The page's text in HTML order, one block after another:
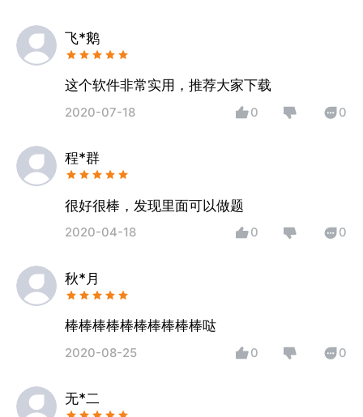
飞*鹅
这个软件非常实用，推荐大家下载
2020-07-18 0 0
程*群
很好很棒，发现里面可以做题
2020-04-18 0 0
秋*月
棒棒棒棒棒棒棒棒棒棒哒
2020-08-25 0 0
无*二